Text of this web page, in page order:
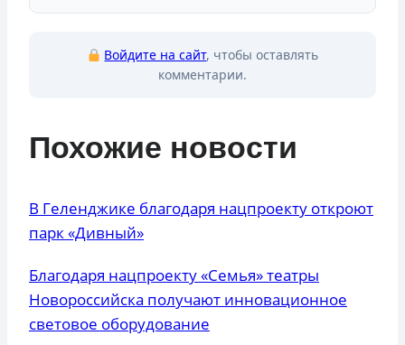
Войдите на сайт, чтобы оставлять
комментарии.
Похожие новости
В Геленджике благодаря нацпроекту откроют
парк «Дивный»
Благодаря нацпроекту «Семья» театры
Новороссийска получают инновационное
световое оборудование